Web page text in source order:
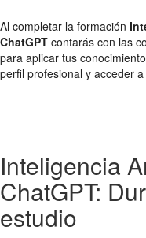
Al completar la formación
ChatGPT contarás con las
para aplicar tus
perfil profesional y acceder
Inteligencia
ChatGPT:
estudio